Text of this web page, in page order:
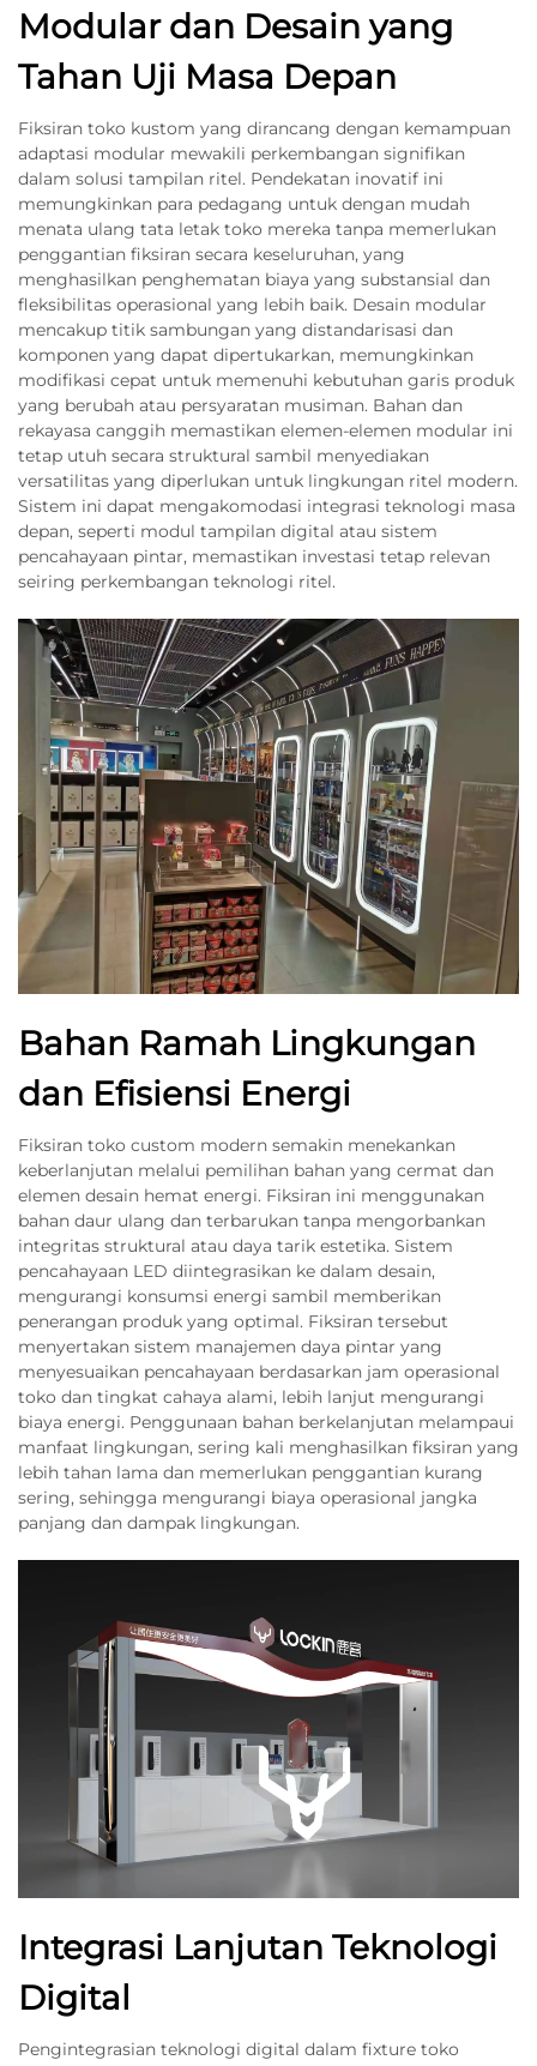
Modular dan Desain yang
Tahan Uji Masa Depan
Fiksiran toko kustom yang dirancang dengan kemampuan
adaptasi modular mewakili perkembangan signifikan
dalam solusi tampilan ritel. Pendekatan inovatif ini
memungkinkan para pedagang untuk dengan mudah
menata ulang tata letak toko mereka tanpa memerlukan
penggantian fiksiran secara keseluruhan, yang
menghasilkan penghematan biaya yang substansial dan
fleksibilitas operasional yang lebih baik. Desain modular
mencakup titik sambungan yang distandarisasi dan
komponen yang dapat dipertukarkan, memungkinkan
modifikasi cepat untuk memenuhi kebutuhan garis produk
yang berubah atau persyaratan musiman. Bahan dan
rekayasa canggih memastikan elemen-elemen modular ini
tetap utuh secara struktural sambil menyediakan
versatilitas yang diperlukan untuk lingkungan ritel modern.
Sistem ini dapat mengakomodasi integrasi teknologi masa
depan, seperti modul tampilan digital atau sistem
pencahayaan pintar, memastikan investasi tetap relevan
seiring perkembangan teknologi ritel.
Bahan Ramah Lingkungan
dan Efisiensi Energi
Fiksiran toko custom modern semakin menekankan
keberlanjutan melalui pemilihan bahan yang cermat dan
elemen desain hemat energi. Fiksiran ini menggunakan
bahan daur ulang dan terbarukan tanpa mengorbankan
integritas struktural atau daya tarik estetika. Sistem
pencahayaan LED diintegrasikan ke dalam desain,
mengurangi konsumsi energi sambil memberikan
penerangan produk yang optimal. Fiksiran tersebut
menyertakan sistem manajemen daya pintar yang
menyesuaikan pencahayaan berdasarkan jam operasional
toko dan tingkat cahaya alami, lebih lanjut mengurangi
biaya energi. Penggunaan bahan berkelanjutan melampaui
manfaat lingkungan, sering kali menghasilkan fiksiran yang
lebih tahan lama dan memerlukan penggantian kurang
sering, sehingga mengurangi biaya operasional jangka
panjang dan dampak lingkungan.
Integrasi Lanjutan Teknologi
Digital
Pengintegrasian teknologi digital dalam fixture toko